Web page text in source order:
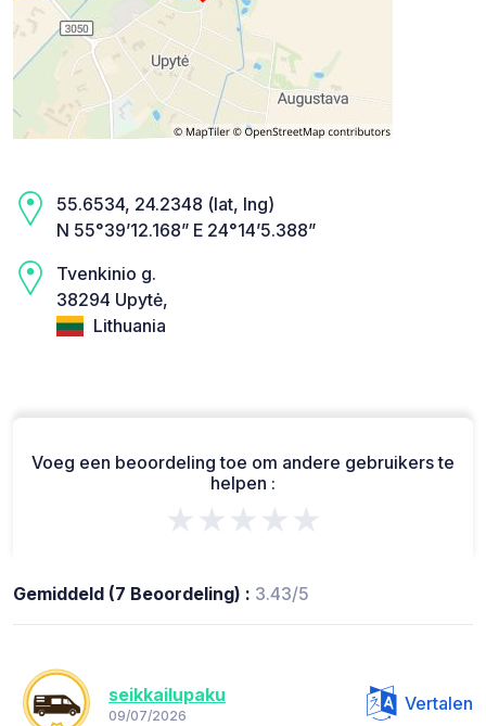
55.6534, 24.2348 (lat, lng)
N 55°39’12.168” E 24°14’5.388”
Tvenkinio g.
38294 Upytė,
Lithuania
Voeg een beoordeling toe om andere gebruikers te
helpen :
★★★★★
Gemiddeld (7 Beoordeling) : 3.43/5
seikkailupaku
09/07/2026
Vertalen